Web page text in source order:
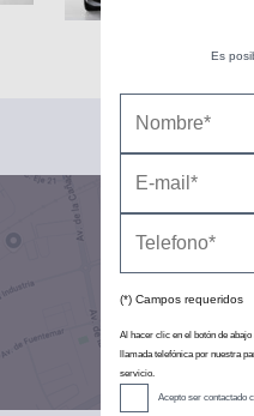
Es
(*) Campos requeridos
Al hacer clic en el botón de
llamada telefónica por nuestra
servicio.
Acepto ser contactado